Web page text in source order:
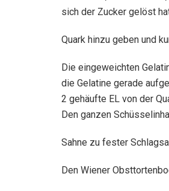
sich der Zucker gelöst
Quark hinzu geben und
Die eingeweichten
die Gelatine gerade
2 gehäufte EL von der
Den ganzen
Sahne zu fester
Den Wiener